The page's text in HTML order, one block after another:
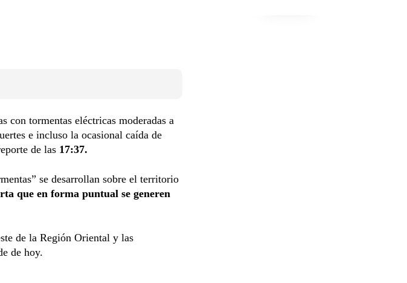
con tormentas eléctricas moderadas a
e incluso la ocasional caída de
de las 17:37.
se desarrollan sobre el territorio
que en forma puntual se generen
de la Región Oriental y las
de hoy.